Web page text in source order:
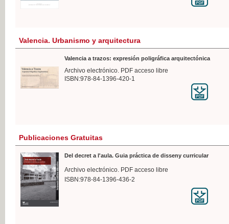
Valencia. Urbanismo y arquitectura
Valencia a trazos: expresión poligráfica arquitectónica
Archivo electrónico. PDF acceso libre
ISBN:978-84-1396-420-1
Publicaciones Gratuitas
Del decret a l'aula. Guia práctica de disseny curricular
Archivo electrónico. PDF acceso libre
ISBN:978-84-1396-436-2